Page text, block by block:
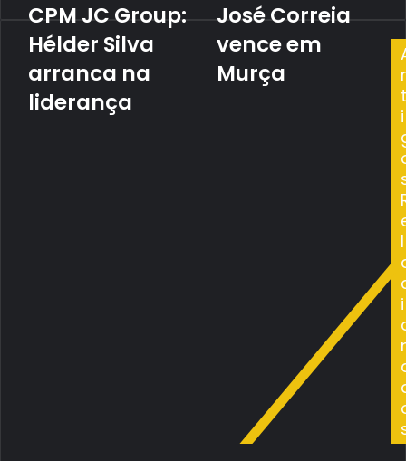
CPM
Group:
Hélder
Silva
arranca
CPM JC Group:
Hélder Silva
arranca na
liderança
José
vence
em
Murça
José Correia
vence em
Murça
r
t
i
l
i